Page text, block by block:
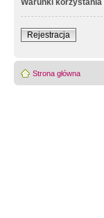
Rejestracja
Strona główna